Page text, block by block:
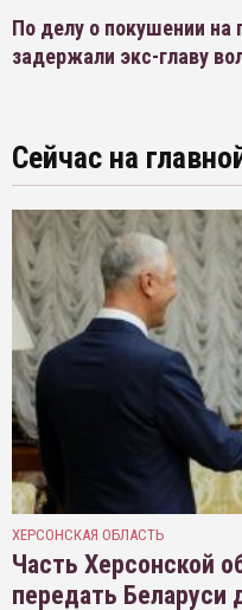
По делу о покушении на
задержали экс-главу
Сейчас на
ХЕРСОНСКАЯ ОБЛАСТЬ
Часть Херсонской
передать Беларуси